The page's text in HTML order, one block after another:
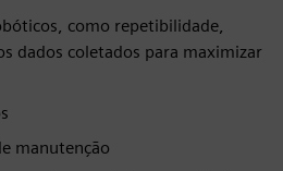
como repetibilidade,
dados coletados para maximizar
manutenção